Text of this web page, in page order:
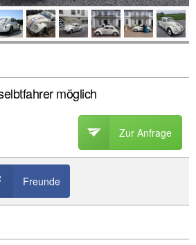
möglich
Zur Anfrage
Freunde